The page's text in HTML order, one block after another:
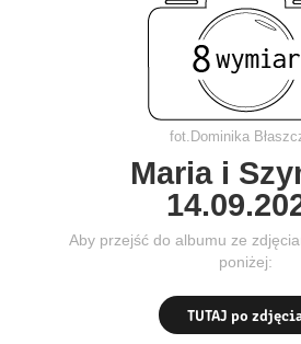
fot.Dominika
Maria i
Aby przejść do albumu ze
poniżej:
TUTAJ po